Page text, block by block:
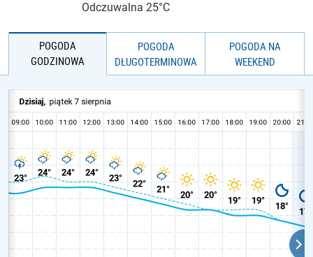
Odczuwalna 25°C
POGODA
GODZINOWA
POGODA
DŁUGOTERMINOWA
POGODA NA
WEEKEND